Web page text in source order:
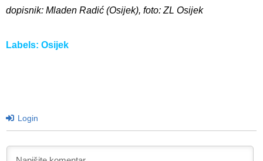
dopisnik: Mladen Radić (Osijek), foto: ZL Osijek
Labels: Osijek
Login